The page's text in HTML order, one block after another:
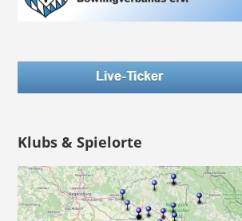
Klubs & Spielorte